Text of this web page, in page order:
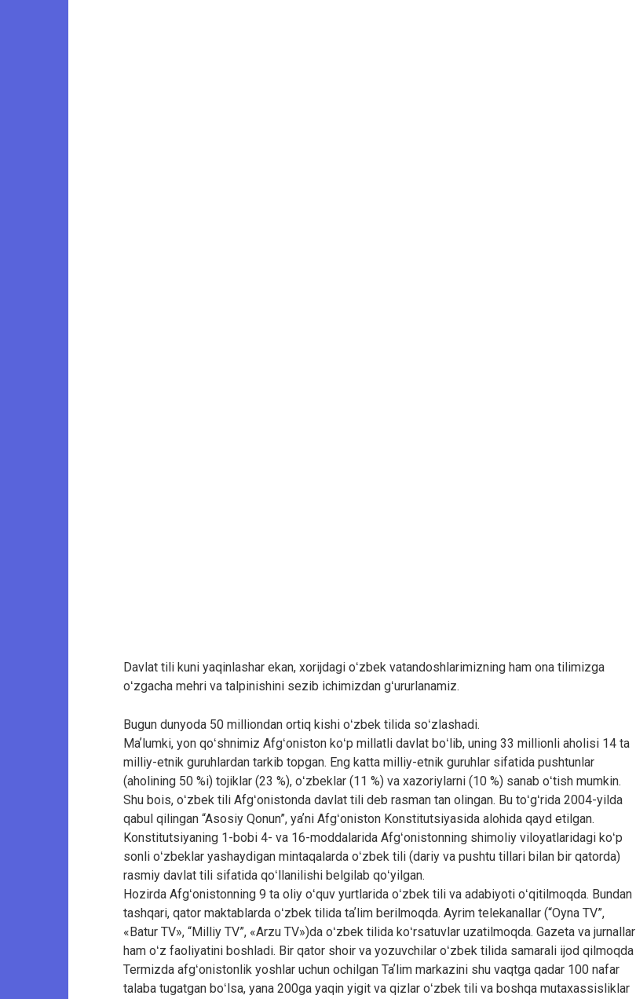
Davlat tili kuni yaqinlashar ekan, xorijdagi oʻzbek vatandoshlarimizning ham ona tilimizga
oʻzgacha mehri va talpinishini sezib ichimizdan gʻururlanamiz.
Bugun dunyoda 50 milliondan ortiq kishi oʻzbek tilida soʻzlashadi.
Maʼlumki, yon qoʻshnimiz Afgʻoniston koʻp millatli davlat boʻlib, uning 33 millionli aholisi 14 ta
milliy-etnik guruhlardan tarkib topgan. Eng katta milliy-etnik guruhlar sifatida pushtunlar
(aholining 50 %i) tojiklar (23 %), oʻzbeklar (11 %) va xazoriylarni (10 %) sanab oʻtish mumkin.
Shu bois, oʻzbek tili Afgʻonistonda davlat tili deb rasman tan olingan. Bu toʻgʻrida 2004-yilda
qabul qilingan “Asosiy Qonun”, yaʼni Afgʻoniston Konstitutsiyasida alohida qayd etilgan.
Konstitutsiyaning 1-bobi 4- va 16-moddalarida Afgʻonistonning shimoliy viloyatlaridagi koʻp
sonli oʻzbeklar yashaydigan mintaqalarda oʻzbek tili (dariy va pushtu tillari bilan bir qatorda)
rasmiy davlat tili sifatida qoʻllanilishi belgilab qoʻyilgan.
Hozirda Afgʻonistonning 9 ta oliy oʻquv yurtlarida oʻzbek tili va adabiyoti oʻqitilmoqda. Bundan
tashqari, qator maktablarda oʻzbek tilida taʼlim berilmoqda. Ayrim telekanallar (“Oyna TV”,
«Batur TV», “Milliy TV”, «Arzu TV»)da oʻzbek tilida koʻrsatuvlar uzatilmoqda. Gazeta va jurnallar
ham oʻz faoliyatini boshladi. Bir qator shoir va yozuvchilar oʻzbek tilida samarali ijod qilmoqda
Termizda afgʻonistonlik yoshlar uchun ochilgan Taʼlim markazini shu vaqtga qadar 100 nafar
talaba tugatgan boʻlsa, yana 200ga yaqin yigit va qizlar oʻzbek tili va boshqa mutaxassisliklar